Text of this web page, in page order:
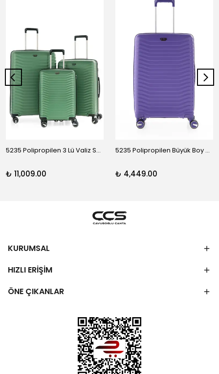
5235 Polipropilen 3 Lü Valiz Seti
₺ 11,009.00
5235 Polipropilen Büyük Boy Valiz
₺ 4,449.00
KURUMSAL
HIZLI ERİŞİM
ÖNE ÇIKANLAR